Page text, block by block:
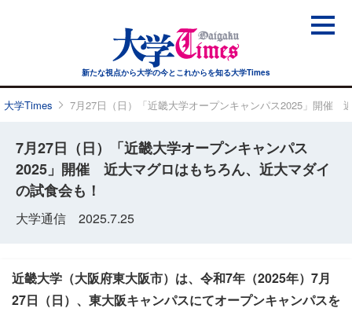
新たな視点から大学の今とこれからを知る大学Times
大学Times 7月27日（日）「近畿大学オープンキャンパス2025」開催
7月27日（日）「近畿大学オープンキャンパス
2025」開催 近大マグロはもちろん、近大マダイ
の試食会も！
大学通信 2025.7.25
近畿大学（大阪府東大阪市）は、令和7年（2025年）7月
27日（日）、東大阪キャンパスにてオープンキャンパスを